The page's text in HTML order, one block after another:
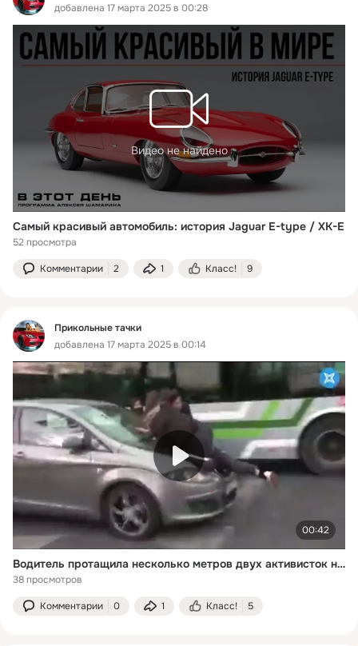
добавлена 17 марта 2025 в 00:28
Видео не найдено
Самый красивый автомобиль: история Jaguar E-type / XK-E
52 просмотра
Комментарии 2 1 Класс! 9
Прикольные тачки
добавлена 17 марта 2025 в 00:14
00:42
Водитель протащила несколько метров двух активисток на капоте своего автомобиля
38 просмотров
Комментарии 0 1 Класс! 5